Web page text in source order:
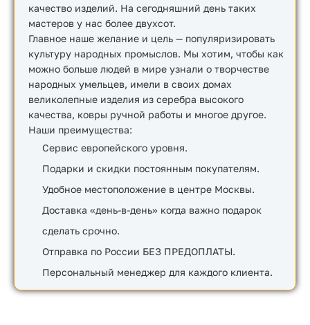
качество изделий. На сегодняшний день таких
мастеров у нас более двухсот.
Главное наше желание и цель — популяризировать
культуру народных промыслов. Мы хотим, чтобы как
можно больше людей в мире узнали о творчестве
народных умельцев, имели в своих домах
великолепные изделия из серебра высокого
качества, ковры ручной работы и многое другое.
Наши преимущества:
Сервис европейского уровня.
Подарки и скидки постоянным покупателям.
Удобное местоположение в центре Москвы.
Доставка «день-в-день» когда важно подарок
сделать срочно.
Отправка по России БЕЗ ПРЕДОПЛАТЫ.
Персональный менеджер для каждого клиента.